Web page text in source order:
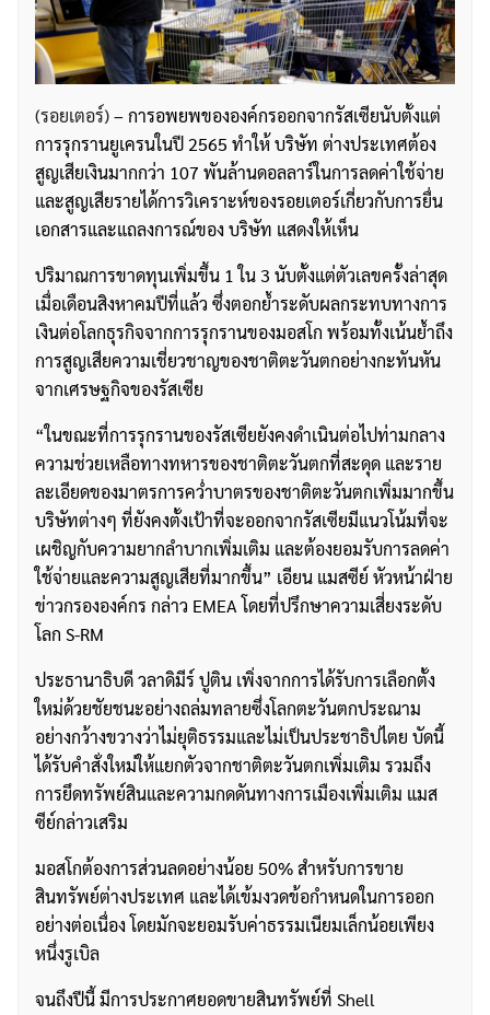
(รอยเตอร์)– การอพยพขององค์กรออกจากรัสเซียนับตั้งแต่
การรุกรานยูเครนในปี 2565 ทำให้ บริษัท ต่างประเทศต้อง
สูญเสียเงินมากกว่า 107 พันล้านดอลลาร์ในการลดค่าใช้จ่าย
และสูญเสียรายได้การวิเคราะห์ของรอยเตอร์เกี่ยวกับการยื่น
เอกสารและแถลงการณ์ของ บริษัท แสดงให้เห็น
ปริมาณการขาดทุนเพิ่มขึ้น 1 ใน 3 นับตั้งแต่ตัวเลขครั้งล่าสุด
เมื่อเดือนสิงหาคมปีที่แล้ว ซึ่งตอกย้ำระดับผลกระทบทางการ
เงินต่อโลกธุรกิจจากการรุกรานของมอสโก พร้อมทั้งเน้นย้ำถึง
การสูญเสียความเชี่ยวชาญของชาติตะวันตกอย่างกะทันหัน
จากเศรษฐกิจของรัสเซีย
“ในขณะที่การรุกรานของรัสเซียยังคงดำเนินต่อไปท่ามกลาง
ความช่วยเหลือทางทหารของชาติตะวันตกที่สะดุด และราย
ละเอียดของมาตรการคว่ำบาตรของชาติตะวันตกเพิ่มมากขึ้น
บริษัทต่างๆ ที่ยังคงตั้งเป้าที่จะออกจากรัสเซียมีแนวโน้มที่จะ
เผชิญกับความยากลำบากเพิ่มเติม และต้องยอมรับการลดค่า
ใช้จ่ายและความสูญเสียที่มากขึ้น” เอียน แมสซีย์ หัวหน้าฝ่าย
ข่าวกรององค์กร กล่าว EMEA โดยที่ปรึกษาความเสี่ยงระดับ
โลก S-RM
ประธานาธิบดี วลาดิมีร์ ปูติน เพิ่งจากการได้รับการเลือกตั้ง
ใหม่ด้วยชัยชนะอย่างถล่มทลายซึ่งโลกตะวันตกประณาม
อย่างกว้างขวางว่าไม่ยุติธรรมและไม่เป็นประชาธิปไตย บัดนี้
ได้รับคำสั่งใหม่ให้แยกตัวจากชาติตะวันตกเพิ่มเติม รวมถึง
การยึดทรัพย์สินและความกดดันทางการเมืองเพิ่มเติม แมส
ซีย์กล่าวเสริม
มอสโกต้องการส่วนลดอย่างน้อย 50% สำหรับการขาย
สินทรัพย์ต่างประเทศ และได้เข้มงวดข้อกำหนดในการออก
อย่างต่อเนื่อง โดยมักจะยอมรับค่าธรรมเนียมเล็กน้อยเพียง
หนึ่งรูเบิล
จนถึงปีนี้ มีการประกาศยอดขายสินทรัพย์ที่ Shell